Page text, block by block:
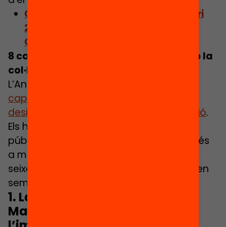
Consulta els indicadors de L’Anuari
2024, l’estat de l’educació a
Catalunya
8 capítols, liderats per 12 experts amb la
col·laboració de 60 referents
L’Anuari de l’Educació compta amb
capítols que aborden vuit grans
desigualtats que impacten en l’educació.
Els han liderat 12 experts de polítiques
públiques, socials i educatives que, a més
a més, els han compartit amb una
seixantena de professionals educatius en
seminaris.
1. Lara Navarro-Varas i Eloi
Mayordomo: Quin ha estat